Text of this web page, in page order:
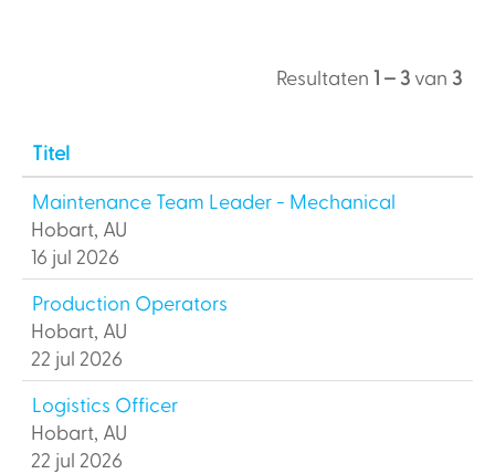
Resultaten 1 – 3 van 3
Titel
Maintenance Team Leader - Mechanical
Hobart, AU
16 jul 2026
Production Operators
Hobart, AU
22 jul 2026
Logistics Officer
Hobart, AU
22 jul 2026